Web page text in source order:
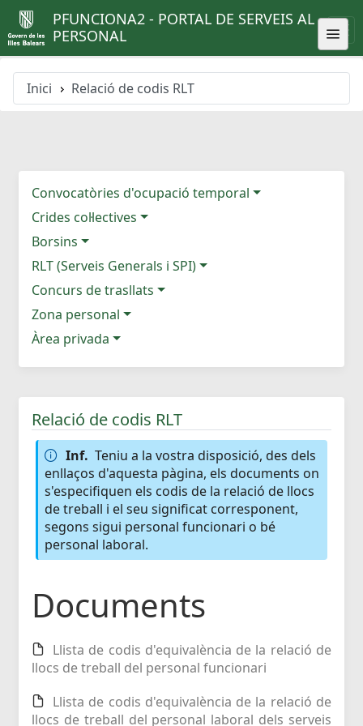
PFUNCIONA2 - PORTAL DE SERVEIS AL
PERSONAL
Inici Relació de codis RLT
Convocatòries d'ocupació temporal
Crides col·lectives
Borsins
RLT (Serveis Generals i SPI)
Concurs de trasllats
Zona personal
Àrea privada
Relació de codis RLT
Inf. Teniu a la vostra disposició, des dels
enllaços d'aquesta pàgina, els documents on
s'especifiquen els codis de la relació de llocs
de treball i el seu significat corresponent,
segons sigui personal funcionari o bé
personal laboral.
Documents
Llista de codis d'equivalència de la relació de
llocs de treball del personal funcionari
Llista de codis d'equivalència de la relació de
llocs de treball del personal laboral dels serveis